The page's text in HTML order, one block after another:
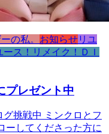
の私。 お知らせリユ
ース！リメイク！ＤＩ
プレゼント中
挑戦中 ミンクロとフ
ーしてくださった方に